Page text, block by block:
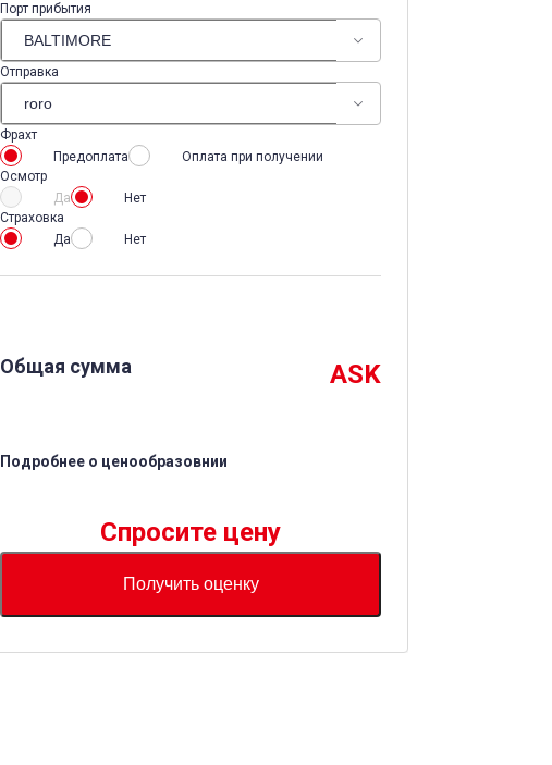
Порт прибытия
Отправка
Фрахт
Предоплата
Оплата при получении
Осмотр
Да
Нет
Страховка
Да
Нет
Общая сумма ASK
Подробнее о ценообразовнии
Спросите цену
Получить оценку